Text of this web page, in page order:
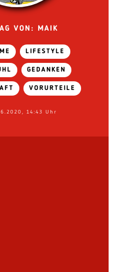
VON: MAIK
LIFESTYLE
GEDANKEN
VORURTEILE
14:43 Uhr